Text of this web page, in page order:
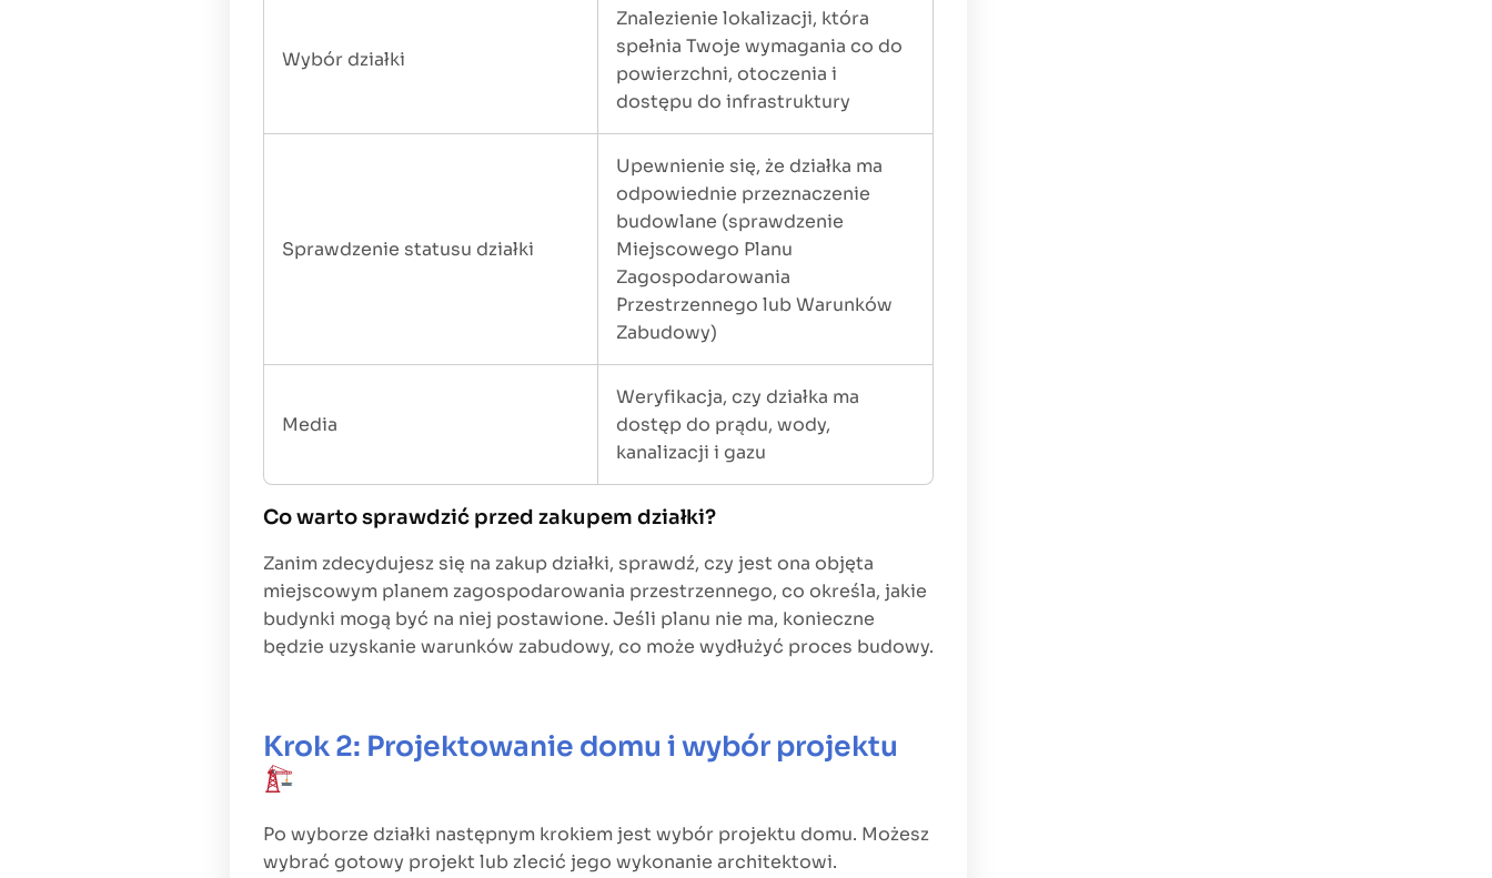
Wybór działki
Znalezienie lokalizacji, która
spełnia Twoje wymagania co do
powierzchni, otoczenia i
dostępu do infrastruktury
Sprawdzenie statusu działki
Upewnienie się, że działka ma
odpowiednie przeznaczenie
budowlane (sprawdzenie
Miejscowego Planu
Zagospodarowania
Przestrzennego lub Warunków
Zabudowy)
Media
Weryfikacja, czy działka ma
dostęp do prądu, wody,
kanalizacji i gazu
Co warto sprawdzić przed zakupem działki?
Zanim zdecydujesz się na zakup działki, sprawdź, czy jest ona objęta
miejscowym planem zagospodarowania przestrzennego, co określa, jakie
budynki mogą być na niej postawione. Jeśli planu nie ma, konieczne
będzie uzyskanie warunków zabudowy, co może wydłużyć proces budowy.
Krok 2: Projektowanie domu i wybór projektu
Po wyborze działki następnym krokiem jest wybór projektu domu. Możesz
wybrać gotowy projekt lub zlecić jego wykonanie architektowi.